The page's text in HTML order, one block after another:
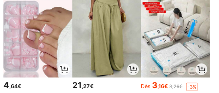
4,64€ 21,27€ Dès 3,16€ 3,26€ -3%